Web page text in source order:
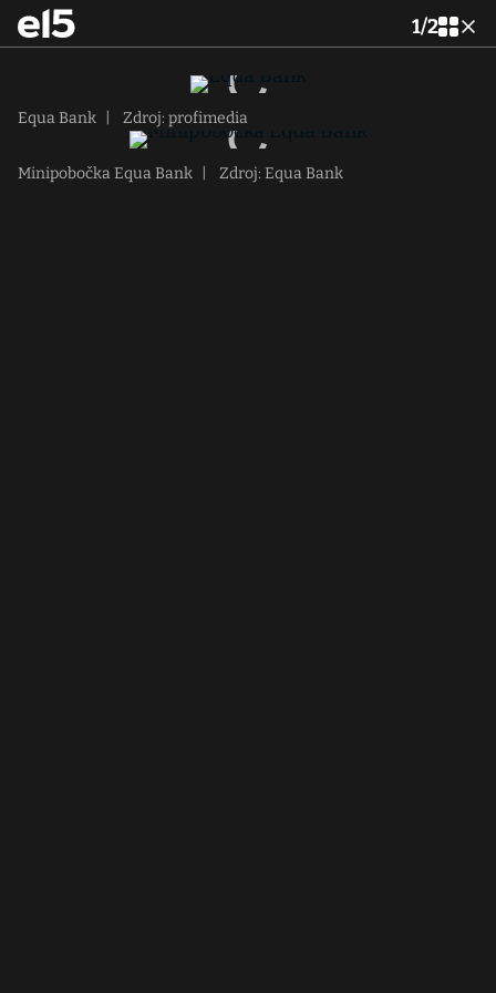
1/2
Equa Bank Zdroj: profimedia
Minipobočka Equa Bank Zdroj: Equa Bank